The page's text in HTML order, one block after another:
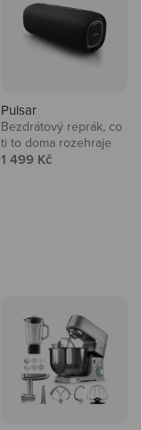
Pulsar
Bezdrátový reprák, co
ti to doma rozehraje
Prodejní cena
1 499 Kč